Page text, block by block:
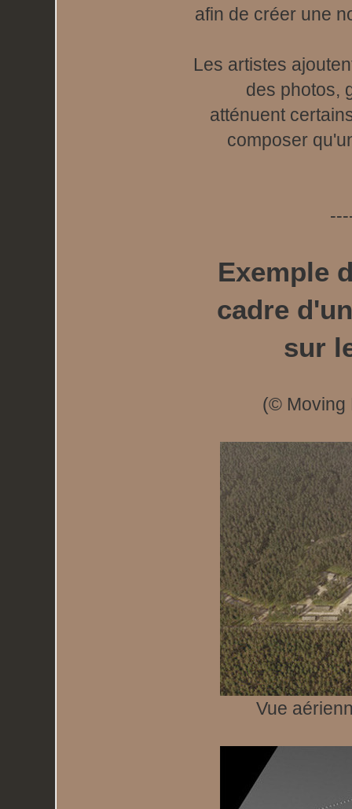
afin de créer une
Les artistes
des photos,
atténuent
composer
Exemple
cadre
sur
(© Moving
Vue